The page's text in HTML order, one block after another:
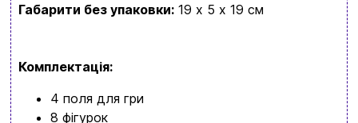
Габарити без упаковки:19 x 5 x 19 см
Комплектація:
4 поля для гри
8 фігурок